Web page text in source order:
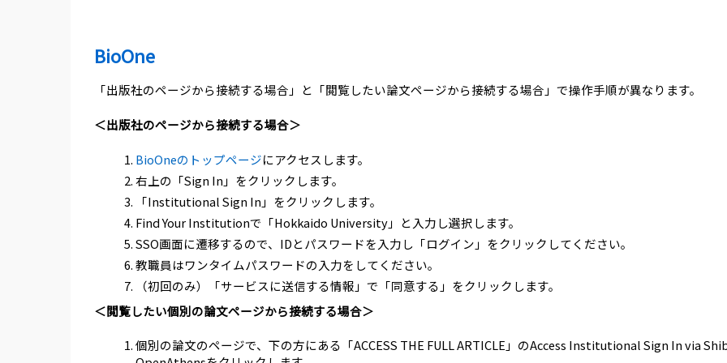
BioOne
「出版社のページから接続する場合」と「閲覧したい論文ページから接続する場合」で操作手順が異なります。
＜出版社のページから接続する場合＞
BioOneのトップページにアクセスします。
右上の「Sign In」をクリックします。
「Institutional Sign In」をクリックします。
Find Your Institutionで「Hokkaido University」と入力し選択します。
SSO画面に遷移するので、IDとパスワードを入力し「ログイン」をクリックしてください。
教職員はワンタイムパスワードの入力をしてください。
（初回のみ）「サービスに送信する情報」で「同意する」をクリックします。
＜閲覧したい個別の論文ページから接続する場合＞
個別の論文のページで、下の方にある「ACCESS THE FULL ARTICLE」のAccess Institutional Sign In via